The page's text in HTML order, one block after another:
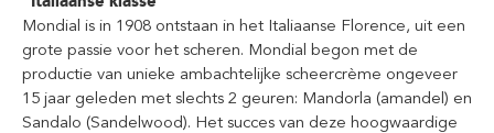
Mondial is in 1908 ontstaan in het Italiaanse Florence, uit een
grote passie voor het scheren. Mondial begon met de
productie van unieke ambachtelijke scheercrème ongeveer
15 jaar geleden met slechts 2 geuren: Mandorla (amandel) en
Sandalo (Sandelwood). Het succes van deze hoogwaardige